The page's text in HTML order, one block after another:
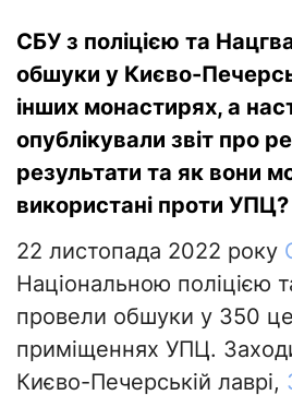
СБУ з поліцією та
обшуки у Києво-
інших монастирях, а
опублікували звіт про
результати та як вони
використані проти УПЦ?
22 листопада 2022 року
Національною поліцією
провели обшуки у 350
приміщеннях УПЦ.
Києво-Печерській лаврі,